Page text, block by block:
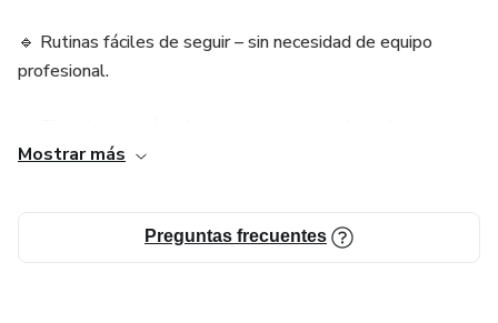
🔹 Rutinas fáciles de seguir – sin necesidad de equipo
profesional.
comienza desde adentro.
🔹 Contenido actualizado y basado en experiencia real.
🔹 Acceso desde cualquier lugar y a cualquier hora.
Mostrar más
Preguntas frecuentes